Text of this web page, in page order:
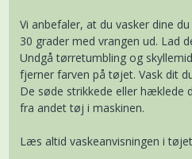
Vi anbefaler, at du vasker dine
30 grader med vrangen ud. Lad
Undgå tørretumbling og
fjerner farven på tøjet. Vask dit
De søde strikkede eller hæklede
fra andet tøj i maskinen.
Læs altid vaskeanvisningen i